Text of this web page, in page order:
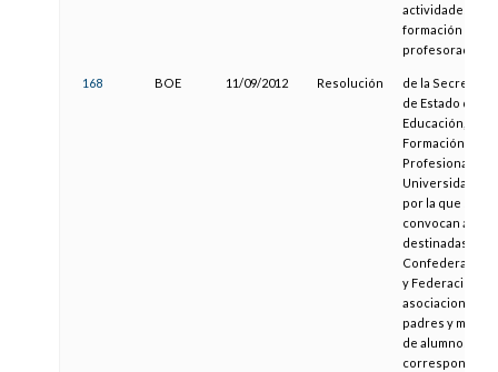
actividades de
formación del
profesorado
168 BOE 11/09/2012 Resolución
de la Secretaría
de Estado de
Educación,
Formación
Profesional y
Universidades,
por la que se
convocan
destinadas a las
y Federaciones
asociaciones de
padres y
de alumnos